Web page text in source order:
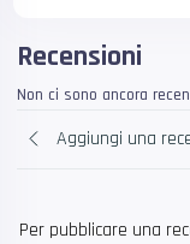
Recensioni
Non ci sono ancora
Aggiungi una
Per pubblicare una